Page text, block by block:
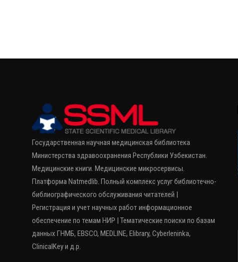
Государственная научная медицинская библиотека
Министерства здравоохранения Республики Узбекистан.
Медицинские книги. Медицинские микросервисы.
Платформа Natmedlib. Полный комплекс услуг библиотечно-
библиографического обслуживания читателей |
Регистрация и учет научных работ информационное
обеспечение по темам НИР | Тематические поиски по базам
данных ГНМБ, EBSCO, MEDLINE, Elibrary, Cyberleninka,
ClinicalKey и д.р.